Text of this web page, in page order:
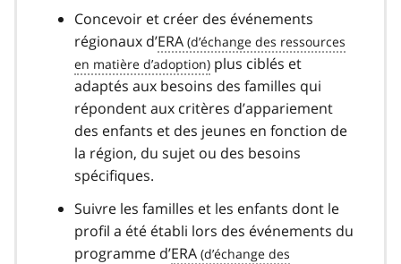
Concevoir et créer des événements
régionaux d’ERA
plus ciblés et
adaptés aux besoins des familles qui
répondent aux critères d’appariement
des enfants et des jeunes en fonction de
la région, du sujet ou des besoins
spécifiques.
Suivre les familles et les enfants dont le
profil a été établi lors des événements du
programme d’ERA